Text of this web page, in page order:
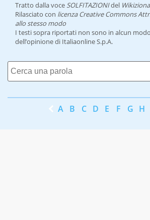
Tratto dalla voce SOLFITAZIONIdel
Rilasciato con licenza Creative Commons
allo stesso modo
I testi sopra riportati non sono in alcun
dell’opinione di Italiaonline S.p.A.
A B C D E F G H